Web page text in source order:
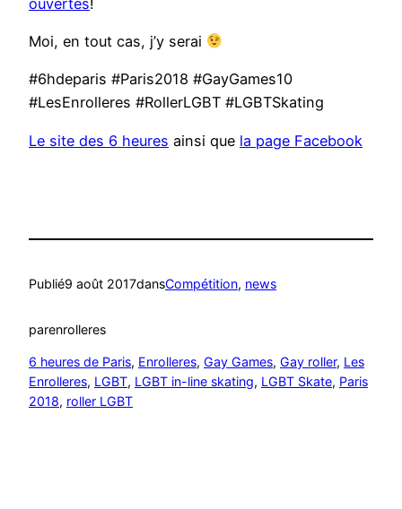
Moi, en tout cas, j’y serai
#6hdeparis #Paris2018 #GayGames10
#LesEnrolleres #RollerLGBT #LGBTSkating
Le site des 6 heures ainsi que la page Facebook
Publié9 août 2017dansCompétition, news
parenrolleres
6 heures de Paris, Enrolleres, Gay Games, Gay roller, Les
Enrolleres, LGBT, LGBT in-line skating, LGBT Skate, Paris
2018, roller LGBT